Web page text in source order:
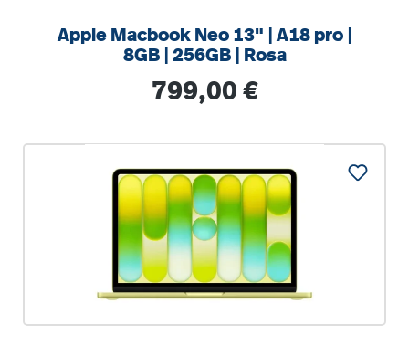
Apple Macbook Neo 13" | A18 pro |
8GB | 256GB | Rosa
Regulärer Preis:
799,00 €